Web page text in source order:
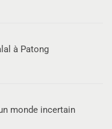
à Patong
monde incertain